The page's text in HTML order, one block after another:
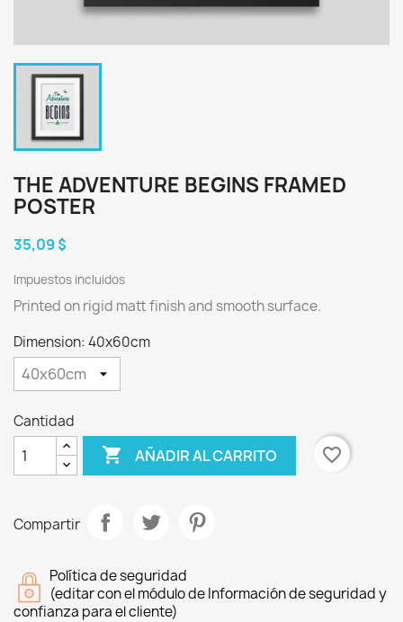
THE ADVENTURE BEGINS FRAMED
POSTER
35,09 $
Impuestos incluidos
Printed on rigid matt finish and smooth surface.
Dimension: 40x60cm
Cantidad
 AÑADIR AL CARRITO favorite_border
Compartir
Política de seguridad
(editar con el módulo de Información de seguridad y
confianza para el cliente)